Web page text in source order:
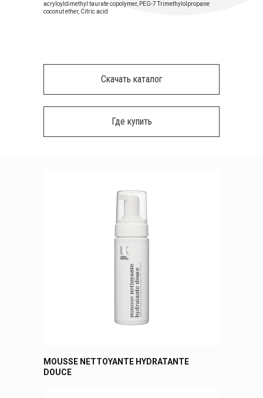
Где купить
Скачать каталог
acryloyldimethyl taurate copolymer, PEG-7 Trimethylolpropane
coconut ether, Citric acid
MOUSSE NETTOYANTE HYDRATANTE
DOUCE